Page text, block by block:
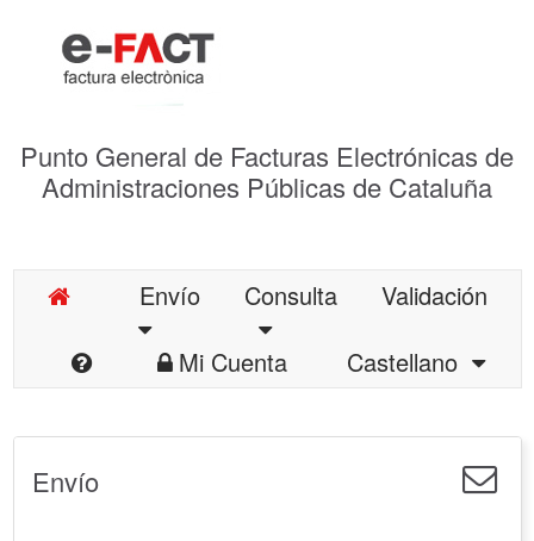
Punto General de Facturas Electrónicas de
Administraciones Públicas de Cataluña
Envío Consulta
Validación
Mi Cuenta
Castellano
Envío